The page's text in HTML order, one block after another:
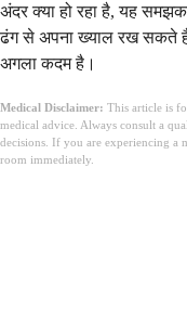
अंदर क्या हो रहा है, यह
ढंग से अपना ख्याल रख सकते
अगला कदम है।
Medical Disclaimer: This article is
medical advice. Always consult a
decisions. If you are experiencing a
room immediately.